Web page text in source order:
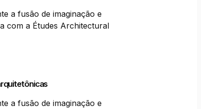
a fusão de imaginação e
com a Études Architectural
a fusão de imaginação e